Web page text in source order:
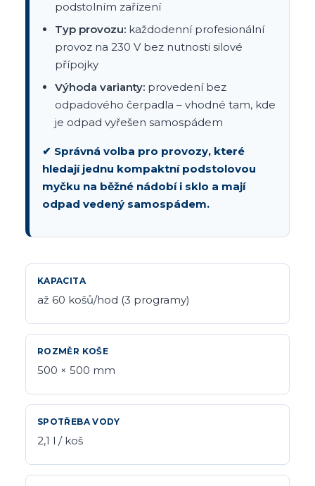
podstolním zařízení
Typ provozu: každodenní profesionální
provoz na 230 V bez nutnosti silové
přípojky
Výhoda varianty: provedení bez
odpadového čerpadla – vhodné tam, kde
je odpad vyřešen samospádem
✔ Správná volba pro provozy, které
hledají jednu kompaktní podstolovou
myčku na běžné nádobí i sklo a mají
odpad vedený samospádem.
KAPACITA
až 60 košů/hod (3 programy)
ROZMĚR KOŠE
500 × 500 mm
SPOTŘEBA VODY
2,1 l / koš